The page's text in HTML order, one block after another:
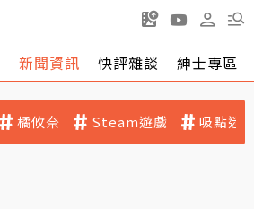
新聞資訊 快評雜談 紳士專區
橘攸奈 Steam遊戲 吸點迷